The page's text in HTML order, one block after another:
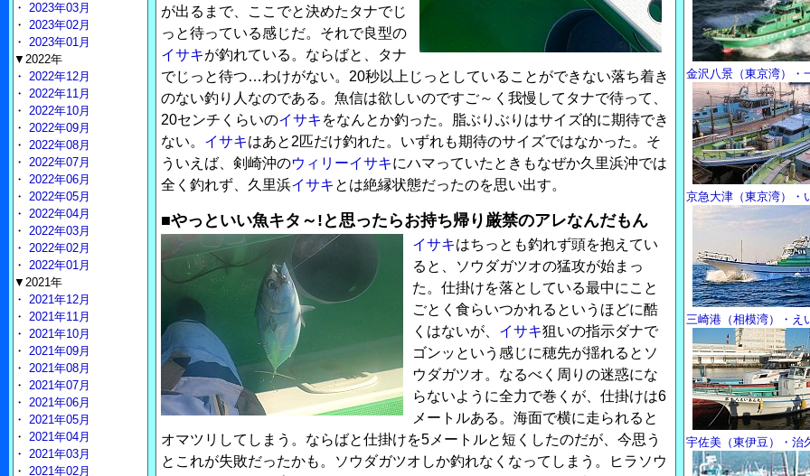
が出るまで、ここでと決めたタナでじ
っと待っている感じだ。それで良型の
イサキが釣れている。ならばと、タナ
でじっと待つ…わけがない。20秒以上じっとしていることができない落ち着き
のない釣り人なのである。魚信は欲しいのですご～く我慢してタナで待って、
20センチくらいのイサキ をなんとか釣った。脂ぶりぶりはサイズ的に期待でき
ない。 イサキはあと2匹だけ釣れた。いずれも期待のサイズではなかった。そ
ういえば、剣崎沖のウィリーイサキにハマっていたときもなぜか久里浜沖では
全く釣れず、久里浜イサキ とは絶縁状態だったのを思い出す。
■やっといい魚キタ～!と思ったらお持ち帰り厳禁のアレなんだもん
イサキはちっとも釣れず頭を抱えてい
ると、ソウダガツオの猛攻が始まっ
た。仕掛けを落としている最中にこと
ごとく食らいつかれるというほどに酷
くはないが、 イサキ狙いの指示ダナで
ゴンッという感じに穂先が揺れるとソ
ウダガツオ。なるべく周りの迷惑にな
らないように全力で巻くが、仕掛けは6
メートルある。海面で横に走られると
オマツリしてしまう。ならばと仕掛けを5メートルと短くしたのだが、今思う
とこれが失敗だったかも。ソウダガツオしか釣れなくなってしまう。ヒラソウ
・ 2023年03月
・ 2023年02月
・ 2023年01月
▼2022年
・ 2022年12月
・ 2022年11月
・ 2022年10月
・ 2022年09月
・ 2022年08月
・ 2022年07月
・ 2022年06月
・ 2022年05月
・ 2022年04月
・ 2022年03月
・ 2022年02月
・ 2022年01月
▼2021年
・ 2021年12月
・ 2021年11月
・ 2021年10月
・ 2021年09月
・ 2021年08月
・ 2021年07月
・ 2021年06月
・ 2021年05月
・ 2021年04月
・ 2021年03月
・ 2021年02月
金沢八景（東京湾）・
京急大津（東京湾）・
三崎港（相模湾）・え
宇佐美（東伊豆）・治